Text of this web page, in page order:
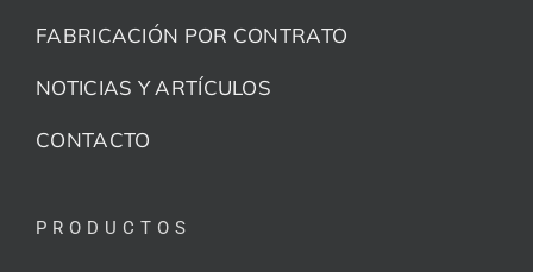
FABRICACIÓN POR CONTRATO
NOTICIAS Y ARTÍCULOS
CONTACTO
PRODUCTOS